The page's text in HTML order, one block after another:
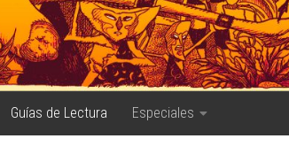
Guías de Lectura Especiales